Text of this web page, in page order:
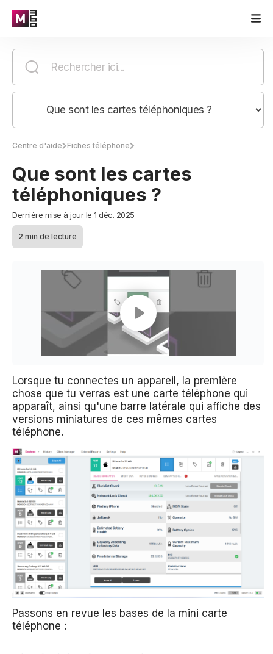
Centre d'aide Fiches téléphone
Que sont les cartes
téléphoniques ?
Dernière mise à jour le 1 déc. 2025
2 min de lecture
Lorsque tu connectes un appareil, la première
chose que tu verras est une carte téléphone qui
apparaît, ainsi qu'une barre latérale qui affiche des
versions miniatures de ces mêmes cartes
téléphone.
Passons en revue les bases de la mini carte
téléphone :